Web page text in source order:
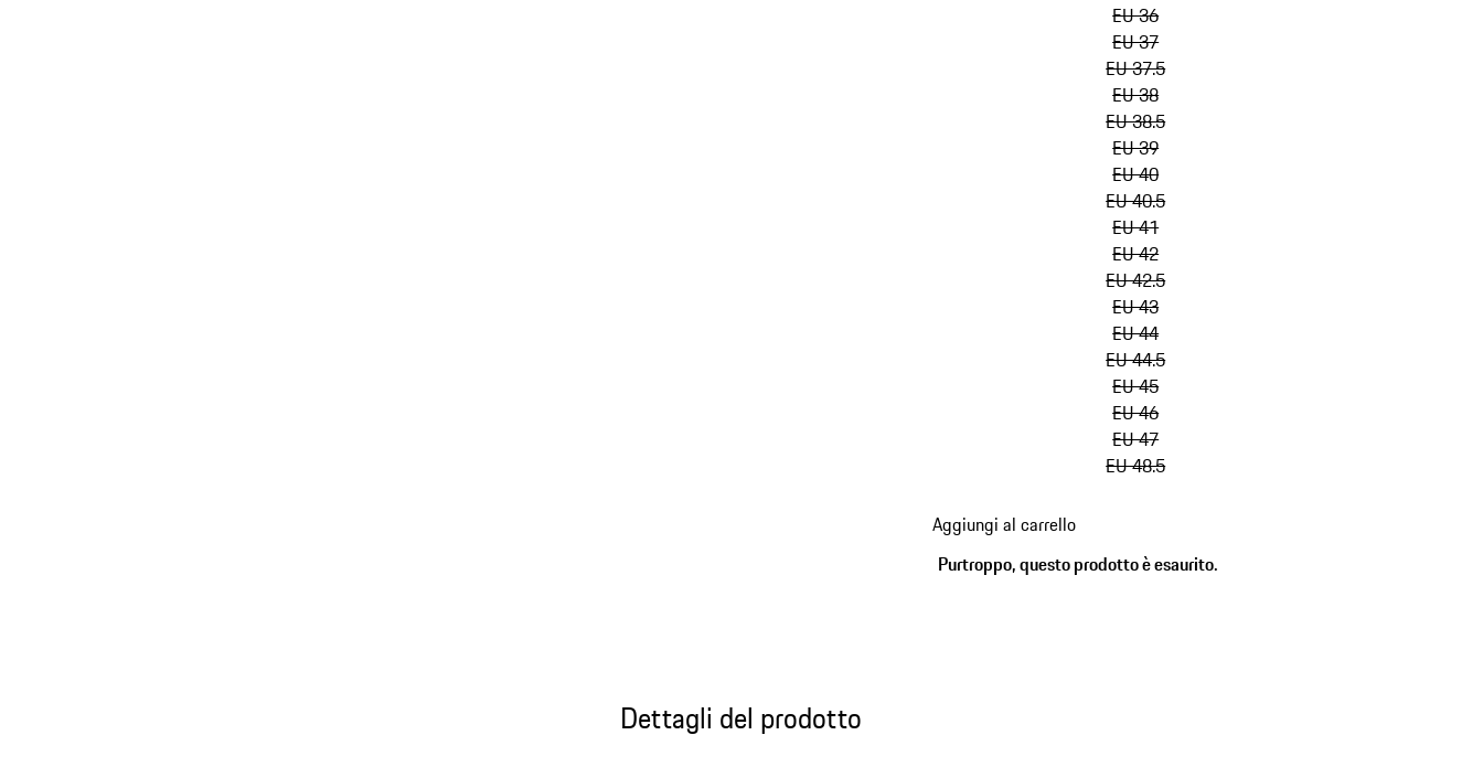
EU 36
EU 37
EU 37.5
EU 38
EU 38.5
EU 39
EU 40
EU 40.5
EU 41
EU 42
EU 42.5
EU 43
EU 44
EU 44.5
EU 45
EU 46
EU 47
EU 48.5
alle
varianti
Aggiungi al carrello
Purtroppo, questo prodotto è esaurito.
Dettagli del prodotto